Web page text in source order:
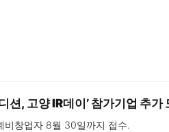
션, 고양 IR데이’ 참가기업 추가
비창업자 8월 30일까지 접수.